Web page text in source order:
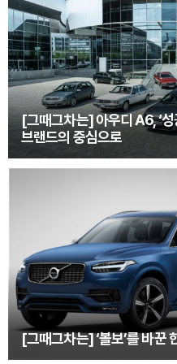
[그때그차는] 아우디 A6, ‘성
브랜드의 중심으로
[그때그차는] ‘볼보’를 바꾼